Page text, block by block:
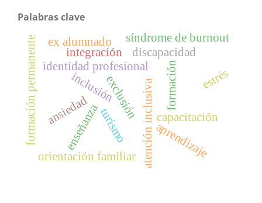
Palabras clave
formación
atención inclusiva
identidad profesional
enseñanza aprendizaje
inclusiónexclusión
discapacidad
capacitación
estrés
ansiedad
síndrome de burnout
formación permanente
orientación familiar
turismo
integración
ex alumnado